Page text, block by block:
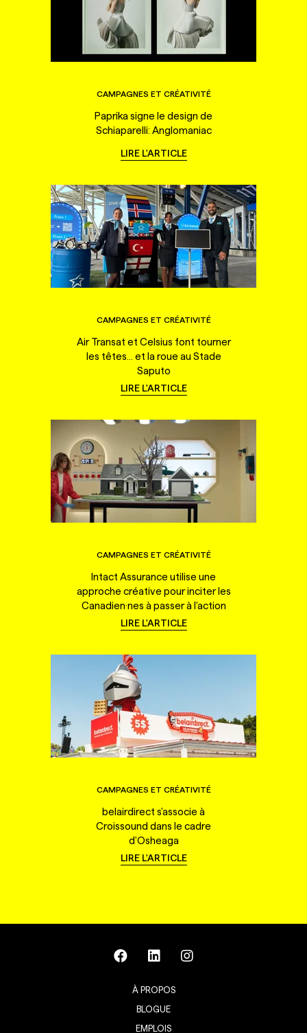
CAMPAGNES ET CRÉATIVITÉ
Paprika signe le design de
Schiaparelli: Anglomaniac
LIRE L'ARTICLE
CAMPAGNES ET CRÉATIVITÉ
Air Transat et Celsius font tourner
les têtes... et la roue au Stade
Saputo
LIRE L'ARTICLE
CAMPAGNES ET CRÉATIVITÉ
Intact Assurance utilise une
approche créative pour inciter les
Canadien·nes à passer à l'action
LIRE L'ARTICLE
CAMPAGNES ET CRÉATIVITÉ
belairdirect s'associe à
Croissound dans le cadre
d'Osheaga
LIRE L'ARTICLE
À PROPOS
BLOGUE
EMPLOIS